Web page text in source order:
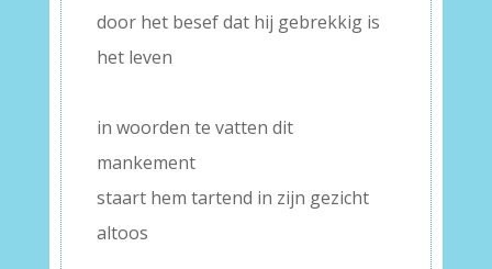
door het besef dat hij gebrekkig is
het leven
in woorden te vatten dit
mankement
staart hem tartend in zijn gezicht
altoos